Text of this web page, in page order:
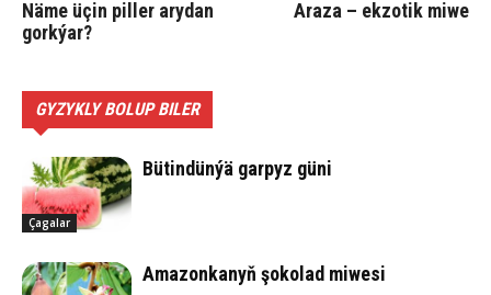
Nä­me üçin pil­ler ary­dan
gork­ýar?
Ara­za – ek­zo­tik mi­we
GYZYKLY BOLUP BILER
Çagalar
Bü­tin­dün­ýä gar­pyz gü­ni
Ama­zon­ka­nyň şo­ko­lad mi­we­si